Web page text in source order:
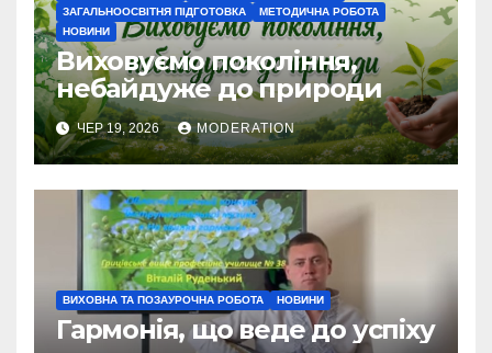
ЗАГАЛЬНООСВІТНЯ ПІДГОТОВКА
МЕТОДИЧНА РОБОТА
НОВИНИ
Виховуємо покоління,
небайдуже до природи
ЧЕР 19, 2026 MODERATION
ВИХОВНА ТА ПОЗАУРОЧНА РОБОТА НОВИНИ
Гармонія, що веде до успіху